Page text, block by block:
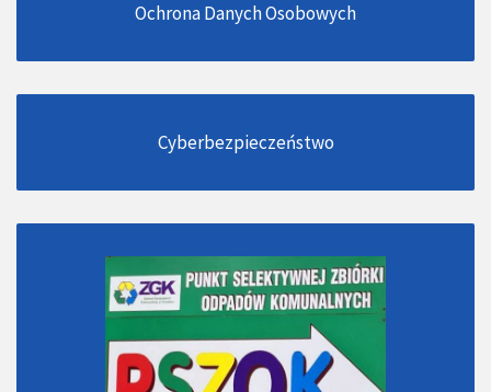
Ochrona Danych Osobowych
Cyberbezpieczeństwo